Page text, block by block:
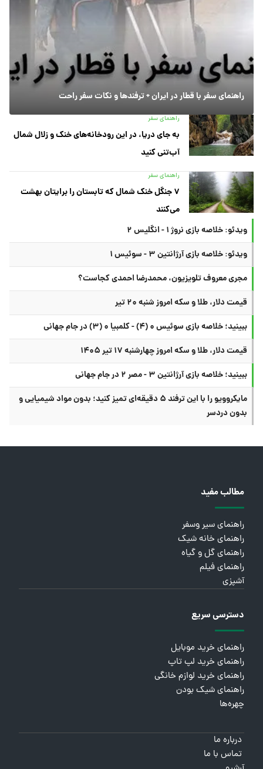
راهنمای سفر با قطار در ایران + ترفندها و نکات سفر راحت
راهنمای سفر
به جای دریا، در این رودخانه‌های خنک و زلال شمال
آب‌تنی کنید
راهنمای سفر
۷ جنگل خنک شمال که تابستان را برایتان بهشت
می‌کنند
ویدئو: خلاصه بازی نروژ ۱ - انگلیس ۲
ویدئو: خلاصه بازی آرژانتین ۳ - سوئیس ۱
مجری معروف تلویزیون، محمدرضا احمدی کجاست؟
قیمت دلار، طلا و سکه امروز شنبه ۲۰ تیر
ببینید؛ خلاصه بازی سوئیس ۰ (۴) - کلمبیا ۰ (۳) در جام جهانی
قیمت دلار، طلا و سکه امروز چهارشنبه ۱۷ تیر ۱۴۰۵
ببینید؛ خلاصه بازی آرژانتین ۳ - مصر ۲ در جام جهانی
مایکروویو را با این ترفند ۵ دقیقه‌ای تمیز کنید؛ بدون مواد شیمیایی و
بدون دردسر
مطالب مفید
راهنمای سیر وسفر
راهنمای خانه شیک
راهنمای گل و گیاه
راهنمای فیلم
آشپزی
دسترسی سریع
راهنمای خرید موبایل
راهنمای خرید لپ تاپ
راهنمای خرید لوازم خانگی
راهنمای شیک بودن
چهره‌ها
درباره ما
تماس با ما